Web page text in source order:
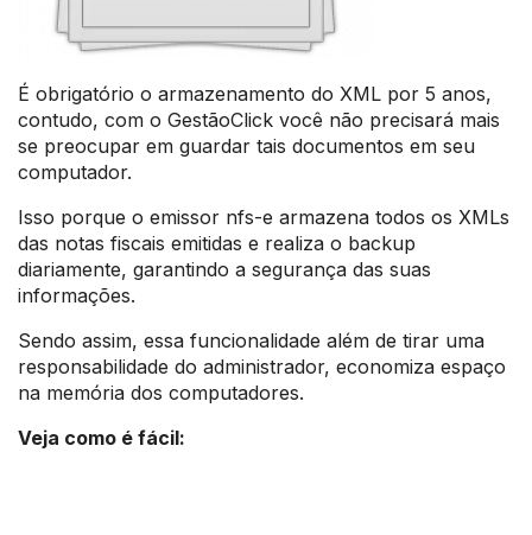
É obrigatório o armazenamento do XML por 5 anos,
contudo, com o GestãoClick você não precisará mais
se preocupar em guardar tais documentos em seu
computador.
Isso porque o emissor nfs-e armazena todos os XMLs
das notas fiscais emitidas e realiza o backup
diariamente, garantindo a segurança das suas
informações.
Sendo assim, essa funcionalidade além de tirar uma
responsabilidade do administrador, economiza espaço
na memória dos computadores.
Veja como é fácil: